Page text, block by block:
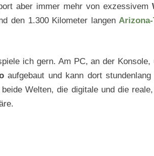
aber immer mehr von exzessivem
den 1.300 Kilometer langen
ich gern. Am PC, an der
aufgebaut und kann dort
Welten, die digitale und die